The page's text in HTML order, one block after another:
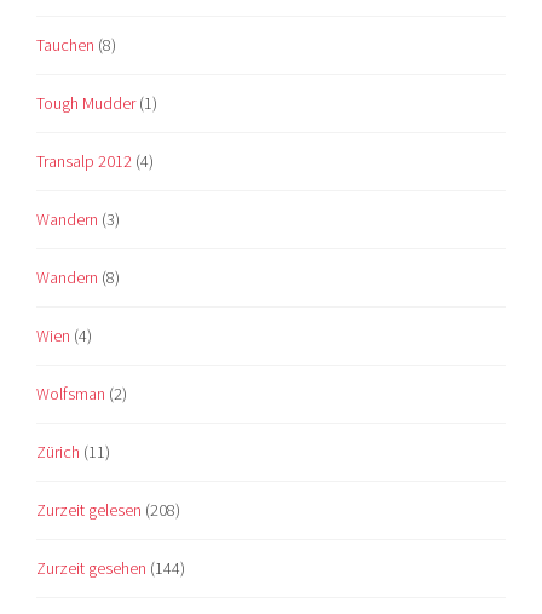
Tauchen (8)
Tough Mudder(1)
Transalp 2012 (4)
Wandern (3)
Wandern (8)
Wien (4)
Wolfsman (2)
Zürich (11)
Zurzeit gelesen (208)
Zurzeit gesehen (144)